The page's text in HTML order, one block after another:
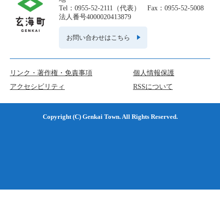
Tel：0955-52-2111（代表） Fax：0955-52-5008
法人番号4000020413879
お問い合わせはこちら
リンク・著作権・免責事項
個人情報保護
アクセシビリティ
RSSについて
Copyright (C) Genkai Town. All Rights Reserved.